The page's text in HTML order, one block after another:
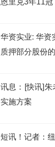
恩里克3年11
华资实业: 华资
质押部分股份
讯息：[快讯]朱
实施方案
短讯！记者：